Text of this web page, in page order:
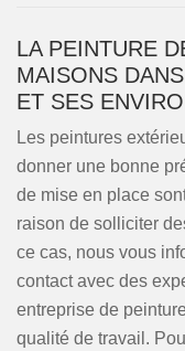
LA PEINTURE
MAISONS
ET SES
Les peintures
donner une bonne
de mise en place
raison de solliciter
ce cas, nous vous
contact avec des
entreprise de
qualité de travail.